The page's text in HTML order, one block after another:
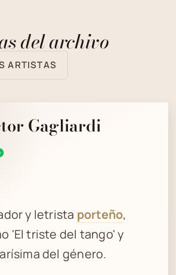
del archivo
ARTISTAS
Gagliardi
y letrista porteño,
'El triste del tango' y
del género.